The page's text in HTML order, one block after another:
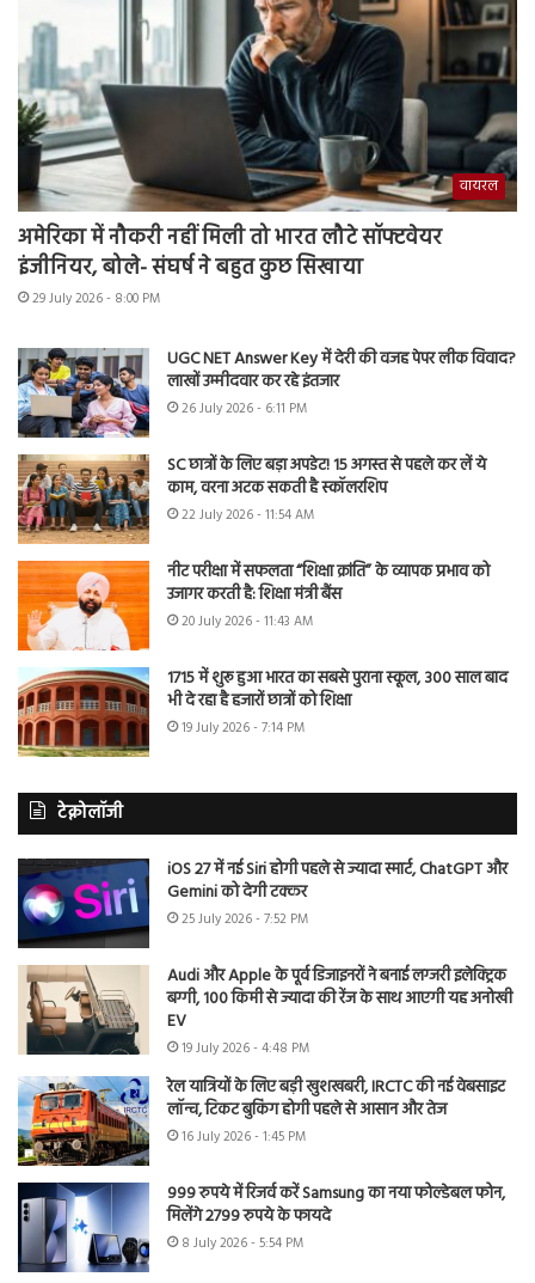
वायरल
अमेरिका में नौकरी नहीं मिली तो भारत लौटे सॉफ्टवेयर
इंजीनियर, बोले- संघर्ष ने बहुत कुछ सिखाया
29 July 2026 - 8:00 PM
UGC NET Answer Key में देरी की वजह पेपर लीक विवाद?
लाखों उम्मीदवार कर रहे इंतजार
26 July 2026 - 6:11 PM
SC छात्रों के लिए बड़ा अपडेट! 15 अगस्त से पहले कर लें ये
काम, वरना अटक सकती है स्कॉलरशिप
22 July 2026 - 11:54 AM
नीट परीक्षा में सफलता “शिक्षा क्रांति” के व्यापक प्रभाव को
उजागर करती है: शिक्षा मंत्री बैंस
20 July 2026 - 11:43 AM
1715 में शुरू हुआ भारत का सबसे पुराना स्कूल, 300 साल बाद
भी दे रहा है हजारों छात्रों को शिक्षा
19 July 2026 - 7:14 PM
टेक्नोलॉजी
iOS 27 में नई Siri होगी पहले से ज्यादा स्मार्ट, ChatGPT और
Gemini को देगी टक्कर
25 July 2026 - 7:52 PM
Audi और Apple के पूर्व डिजाइनरों ने बनाई लग्जरी इलेक्ट्रिक
बग्गी, 100 किमी से ज्यादा की रेंज के साथ आएगी यह अनोखी
EV
19 July 2026 - 4:48 PM
रेल यात्रियों के लिए बड़ी खुशखबरी, IRCTC की नई वेबसाइट
लॉन्च, टिकट बुकिंग होगी पहले से आसान और तेज
16 July 2026 - 1:45 PM
999 रुपये में रिजर्व करें Samsung का नया फोल्डेबल फोन,
मिलेंगे 2799 रुपये के फायदे
8 July 2026 - 5:54 PM